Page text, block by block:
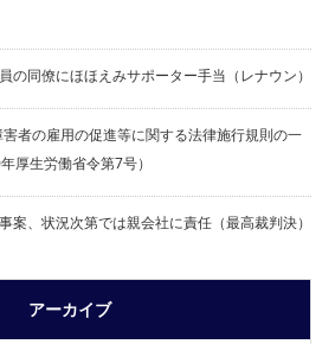
の同僚にほほえみサポーター手当（レナウン）
害者の雇用の促進等に関する法律施行規則の一
厚生労働省令第7号）
案、状況次第では親会社に責任（最高裁判決）
アーカイブ